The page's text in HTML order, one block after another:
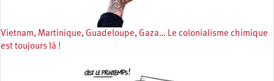
Vietnam, Martinique, Guadeloupe, Gaza… Le colonialisme chimique
est toujours là !